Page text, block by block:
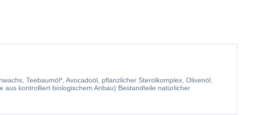
Teebaumöl*, Avocadoöl, pflanzlicher Sterolkomplex, Olivenöl,
kontrolliert biologischem Anbau) Bestandteile natürlicher